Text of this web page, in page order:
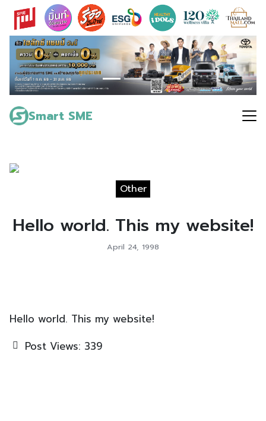
Skip
content
Smart SME
Search
for:
Other
Hello world. This my website!
April 24, 1998
Hello world. This my website!
Post Views: 339